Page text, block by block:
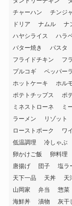
チャーハン
チンジ
ドリア
ナムル ナ
ハヤシライス
ハラ
バター焼き
パスタ
フライドチキン
フ
プルコギ
ペッパー
ホットケーキ
ホル
ポテトチップス
ポ
ミネストローネ
ミ
ラーメン
リゾット
ローストポーク
ワ
低温調理
冷しゃぶ
卵かけご飯
卵料理
唐揚げ
団子 塩ラ
天下一品
天丼 天
山岡家
弁当 惣菜
海鮮丼
漬物 灰干